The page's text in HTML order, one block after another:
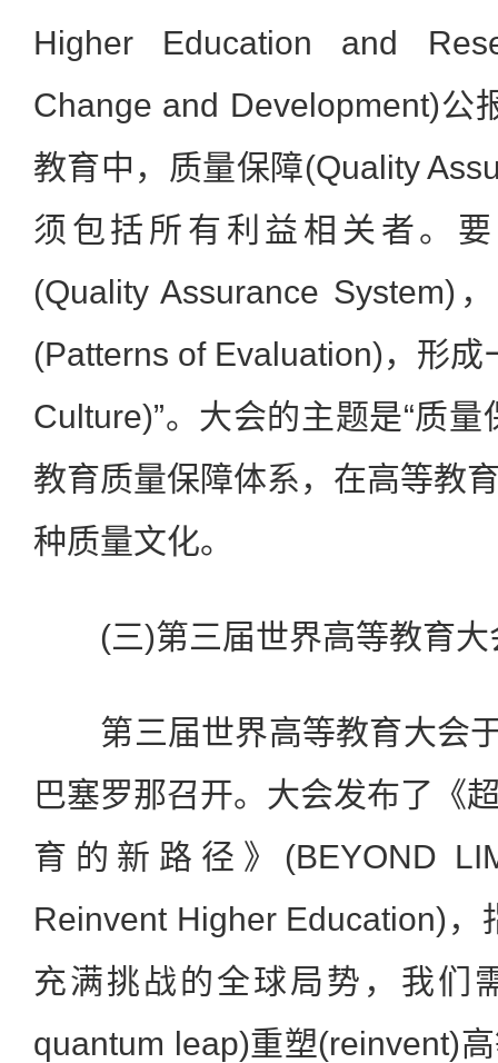
Higher Education and
Change and Development)公
教育中，质量保障(Quality
须包括所有利益相关者。
(Quality Assurance System)
(Patterns of Evaluation)，形
Culture)”。大会的主题是“质
教育质量保障体系，在高等教
种质量文化。
(三)第三届世界高等教育大
第三届世界高等教育大会
巴塞罗那召开。大会发布了《
育的新路径》(BEYOND
Reinvent Higher Education)，
充满挑战的全球局势，我们
quantum leap)重塑(reinvent)